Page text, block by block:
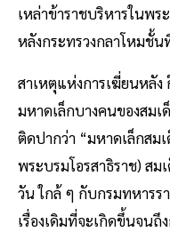
เหล่าข้าราชบริหารในพ
หลังกระทรวงกลาโหมชั้น
สาเหตุแห่งการเฆี่ยนหลั
มหาดเล็กบางคนของสม
ติดปากว่า “มหาดเล็กสม
พระบรมโอรสาธิราช) ส
วัน ใกล้ ๆ กับกรมทหารร
เรื่องเดิมที่จะเกิดขึ้นจน